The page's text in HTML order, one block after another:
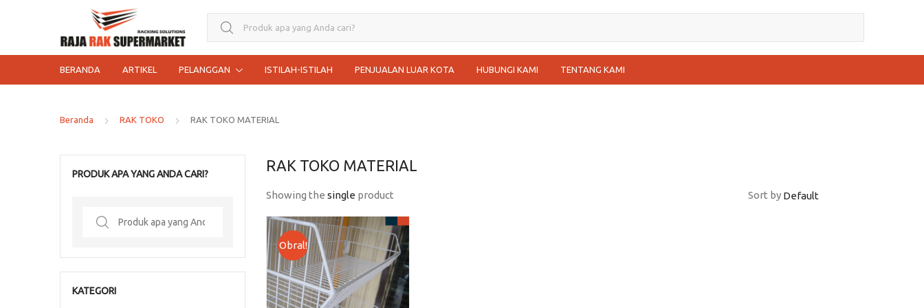
Search for:
BERANDA ARTIKEL PELANGGAN ISTILAH-ISTILAH PENJUALAN LUAR KOTA HUBUNGI KAMI TENTANG KAMI
Beranda RAK TOKO RAK TOKO MATERIAL
RAK TOKO MATERIAL
Showing the single product Sort by
Obral!
PRODUK APA YANG ANDA CARI?
Search
KATEGORI